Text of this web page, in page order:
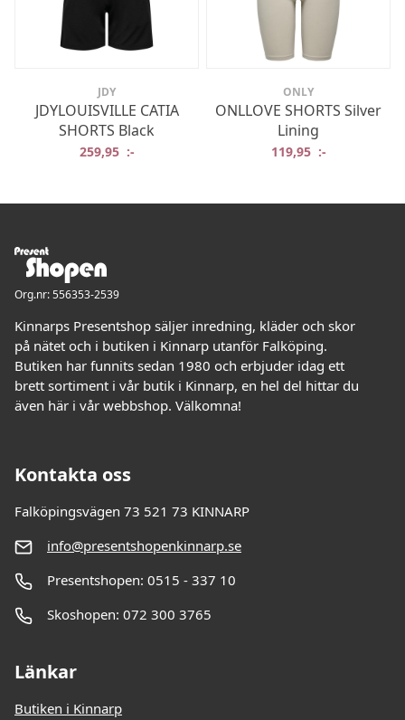
JDY
JDYLOUISVILLE CATIA
SHORTS Black
259,95 :-
ONLY
ONLLOVE SHORTS Silver
Lining
119,95 :-
Org.nr: 556353-2539
Kinnarps Presentshop säljer inredning, kläder och skor
på nätet och i butiken i Kinnarp utanför Falköping.
Butiken har funnits sedan 1980 och erbjuder idag ett
brett sortiment i vår butik i Kinnarp, en hel del hittar du
även här i vår webbshop. Välkomna!
Kontakta oss
Falköpingsvägen 73 521 73 KINNARP
info@presentshopenkinnarp.se
Presentshopen: 0515 - 337 10
Skoshopen: 072 300 3765
Länkar
Butiken i Kinnarp